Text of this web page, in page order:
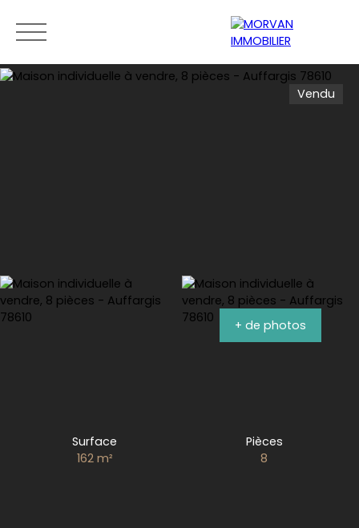
Vendu
+ de photos
Surface
162 m²
Pièces
8